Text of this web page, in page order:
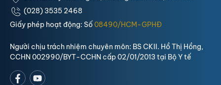
(028) 3535 2468
Giấy phép hoạt động: Số08490/HCM-GPHĐ
Người chịu trách nhiệm chuyên môn: BS CKII. Hồ Thị Hồng,
CCHN 002990/BYT-CCHN cấp 02/01/2013 tại Bộ Y tế